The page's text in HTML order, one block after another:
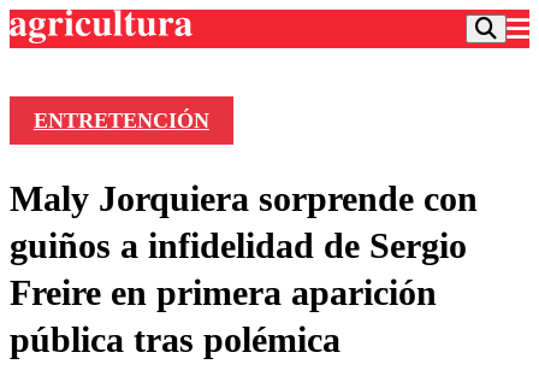
Frecuencias
Agricultura TV
Deportes
Colo Colo
Motor
Entretención
Vida Social
ENTRETENCIÓN
Maly Jorquiera sorprende con
guiños a infidelidad de Sergio
Freire en primera aparición
pública tras polémica